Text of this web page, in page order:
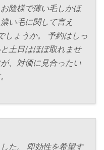
陰様で薄い毛しかほ
い毛に関して言え
しょうか。 予約はしっ
土日はほぼ取れませ
、対価に見合ったい
た。 即効性を希望す